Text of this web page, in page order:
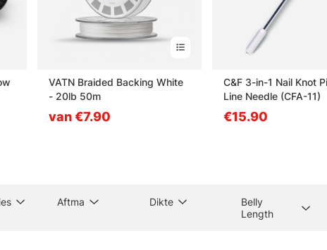
VATN Braided Backing White
- 20lb 50m
van €7.90
C&F 3-in-1 Nail Knot
Line Needle (CFA-11)
€15.90
Aftma Dikte
Belly
Length